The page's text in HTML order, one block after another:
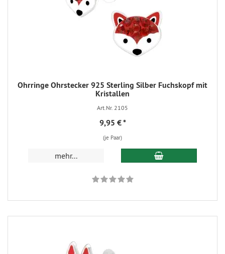
Ohrringe Ohrstecker 925 Sterling Silber Fuchskopf mit
Kristallen
Art.Nr. 2105
9,95 €*
(je Paar)
mehr...